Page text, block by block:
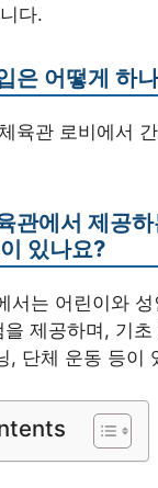
다.
은 어떻게 하
육관 로비에서
관에서 제공
있나요?
서는 어린이와
제공하며, 기
, 단체 운동 등이